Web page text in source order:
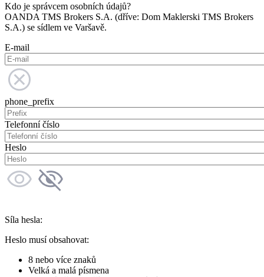
Kdo je správcem osobních údajů?
OANDA TMS Brokers S.A. (dříve: Dom Maklerski TMS Brokers
S.A.) se sídlem ve Varšavě.
E-mail
phone_prefix
Telefonní číslo
Heslo
Síla hesla:
Heslo musí obsahovat:
8 nebo více znaků
Velká a malá písmena